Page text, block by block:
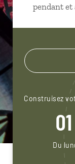
pendant et
Construisez
Du